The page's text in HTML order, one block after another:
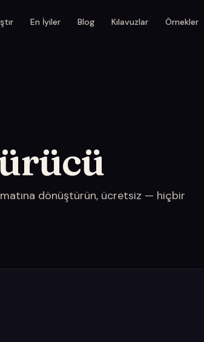
En İyiler Blog Kılavuzlar Örnekler
dönüştürün, ücretsiz — hiçbir